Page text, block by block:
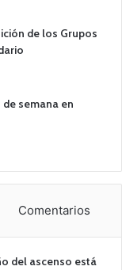
de los Grupos
semana en
Comentarios
del ascenso está